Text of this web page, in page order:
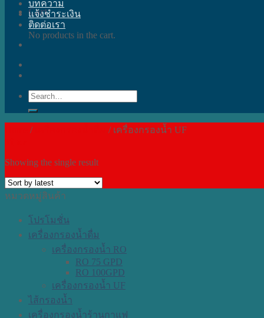
Cart
No products in the cart.
บทความ
แจ้งชำระเงิน
ติดต่อเรา
Search
for:
/ /เครื่องกรองน้ำ UF
Showing the single result
หมวดหมู่สินค้า
โปรโมชั่น
เครื่องกรองน้ำดื่ม
เครื่องกรองน้ำ RO
RO 75 GPD
RO 100GPD
เครื่องกรองน้ำ UF
ไส้กรองน้ำ
เครื่องกรองน้ำร้านกาแฟ